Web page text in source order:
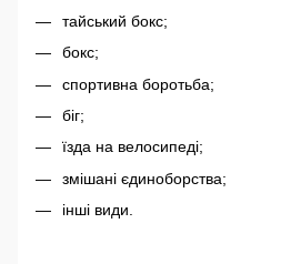
тайський бокс;
бокс;
спортивна боротьба;
біг;
їзда на велосипеді;
змішані єдиноборства;
інші види.